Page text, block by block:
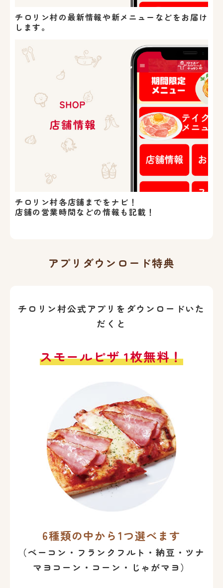
チロリン村の最新情報や新メニューなどをお届け
します。
チロリン村各店舗までをナビ！
店舗の営業時間などの情報も記載！
アプリダウンロード特典
チロリン村公式アプリをダウンロードいた
だくと
スモールピザ 1枚無料！
6種類の中から1つ選べます
（ベーコン・フランクフルト・納豆・ツナ
マヨコーン・コーン・じゃがマヨ）